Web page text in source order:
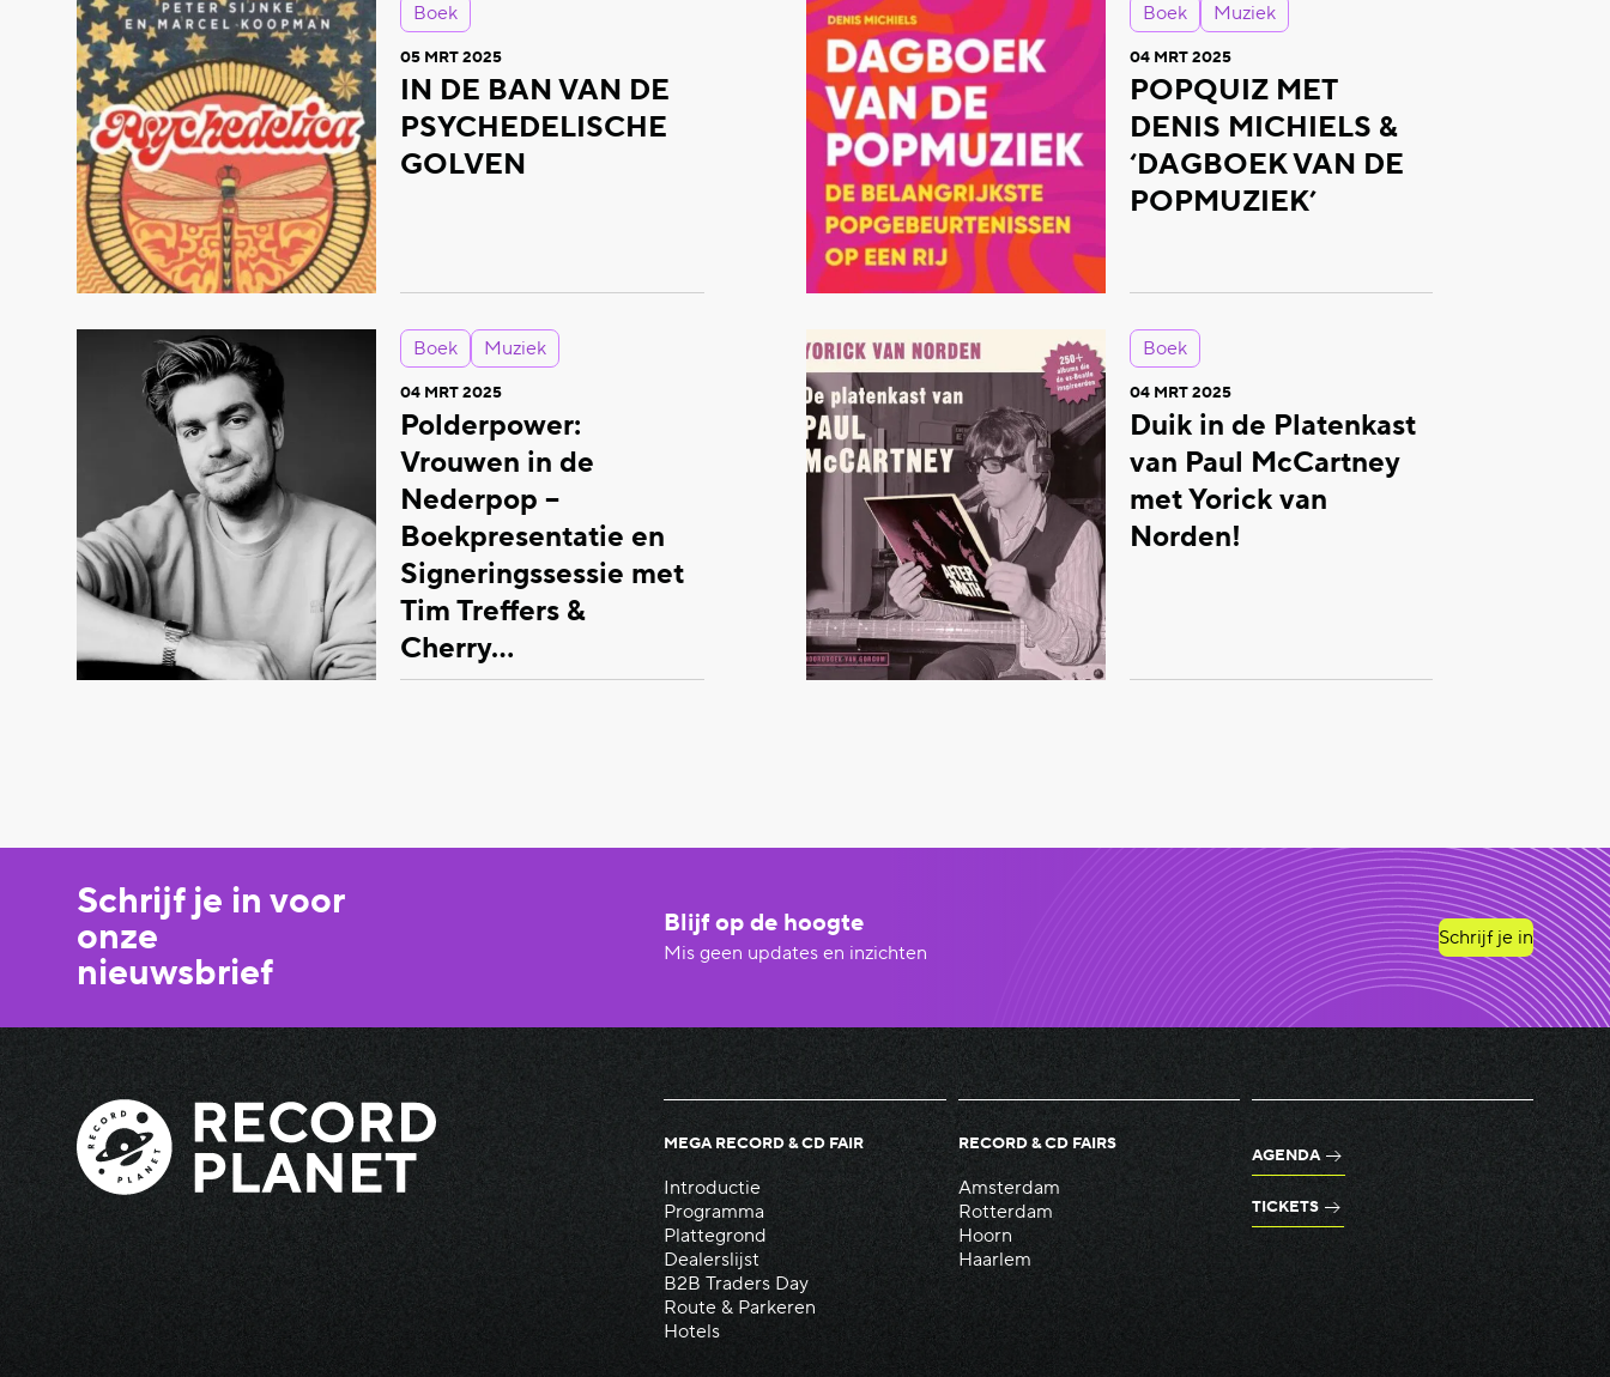
Boek
05 MRT 2025
IN DE BAN VAN DE
PSYCHEDELISCHE
GOLVEN
Boek Muziek
04 MRT 2025
POPQUIZ MET
DENIS MICHIELS &
‘DAGBOEK VAN DE
POPMUZIEK’
Boek Muziek
04 MRT 2025
Polderpower:
Vrouwen in de
Nederpop –
Boekpresentatie en
Signeringssessie met
Tim Treffers &
Cherry…
Boek
04 MRT 2025
Duik in de Platenkast
van Paul McCartney
met Yorick van
Norden!
Schrijf je in voor
onze
nieuwsbrief
Blijf op de hoogte
Mis geen updates en inzichten
Schrijf je in
AGENDA
TICKETS
MEGA RECORD & CD FAIR
Introductie
Programma
Plattegrond
Dealerslijst
B2B Traders Day
Route & Parkeren
Hotels
RECORD & CD FAIRS
Amsterdam
Rotterdam
Hoorn
Haarlem